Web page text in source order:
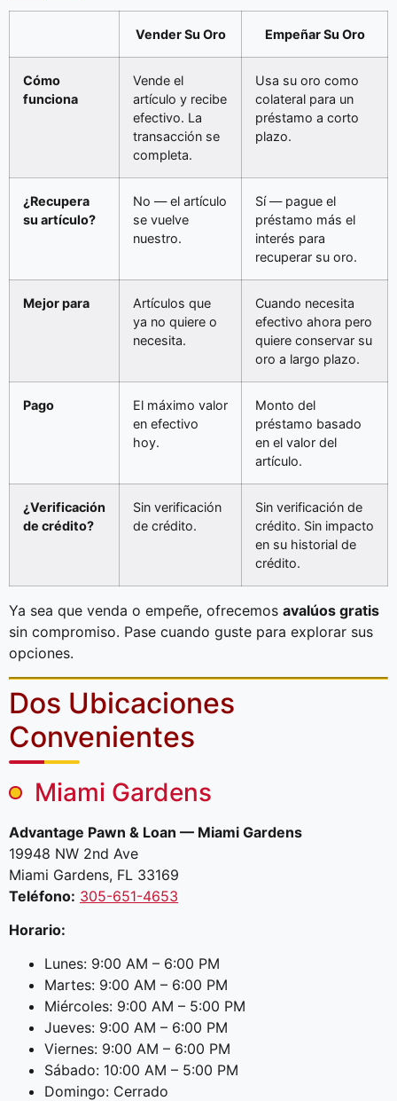
Vender Su Oro Empeñar Su Oro
Cómo
funciona
Vende el
artículo y recibe
efectivo. La
transacción se
completa.
Usa su oro como
colateral para un
préstamo a corto
plazo.
¿Recupera
su artículo?
No — el artículo
se vuelve
nuestro.
Sí — pague el
préstamo más el
interés para
recuperar su oro.
Mejor para
Artículos que
ya no quiere o
necesita.
Cuando necesita
efectivo ahora pero
quiere conservar su
oro a largo plazo.
Pago
El máximo valor
en efectivo
hoy.
Monto del
préstamo basado
en el valor del
artículo.
¿Verificación
de crédito?
Sin verificación
de crédito.
Sin verificación de
crédito. Sin impacto
en su historial de
crédito.
Ya sea que venda o empeñe, ofrecemos avalúos gratis
sin compromiso. Pase cuando guste para explorar sus
opciones.
Dos Ubicaciones
Convenientes
Miami Gardens
Advantage Pawn & Loan — Miami Gardens
19948 NW 2nd Ave
Miami Gardens, FL 33169
Teléfono: 305-651-4653
Horario:
Lunes: 9:00 AM – 6:00 PM
Martes: 9:00 AM – 6:00 PM
Miércoles: 9:00 AM – 5:00 PM
Jueves: 9:00 AM – 6:00 PM
Viernes: 9:00 AM – 6:00 PM
Sábado: 10:00 AM – 5:00 PM
Domingo: Cerrado